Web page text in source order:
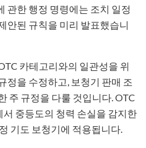
관한 행정 명령에는 조치 일정
안된 규칙을 미리 발표했습니
카테고리와의 일관성을 위
정을 수정하고, 보청기 판매 조
주 규정을 다룰 것입니다. OTC
중등도의 청력 손실을 감지한
기도 보청기에 적용됩니다.​